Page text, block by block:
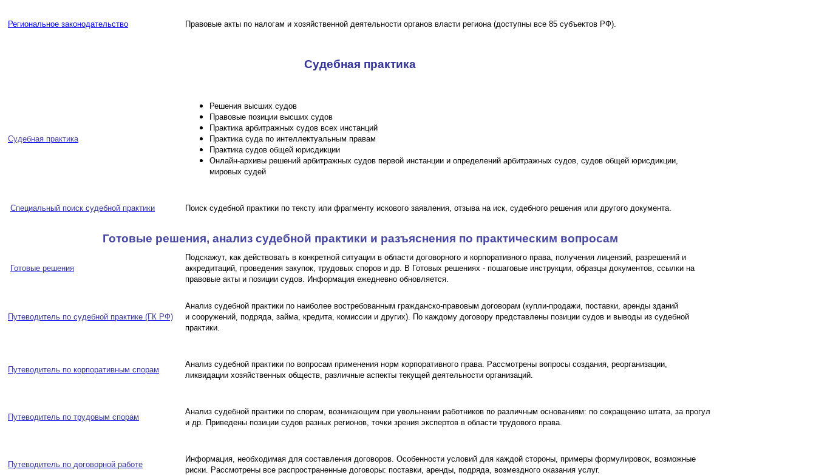
Региональное законодательство Правовые акты по налогам и хозяйственной деятельности органов власти региона (доступны все 85 субъектов РФ).
Судебная практика
Судебная практика
Решения высших судов
Правовые позиции высших судов
Практика арбитражных судов всех инстанций
Практика суда по интеллектуальным правам
Практика судов общей юрисдикции
Онлайн-архивы решений арбитражных судов первой инстанции и определений арбитражных судов, судов общей юрисдикции,
мировых судей
Специальный поиск судебной практики Поиск судебной практики по тексту или фрагменту искового заявления, отзыва на иск, судебного решения или другого документа.
Готовые решения, анализ судебной практики и разъяснения по практическим вопросам
Готовые решения
Подскажут, как действовать в конкретной ситуации в области договорного и корпоративного права, получения лицензий, разрешений и
аккредитаций, проведения закупок, трудовых споров и др. В Готовых решениях - пошаговые инструкции, образцы документов, ссылки на
правовые акты и позиции судов. Информация ежедневно обновляется.
Путеводитель по судебной практике (ГК РФ)
Анализ судебной практики по наиболее востребованным гражданско-правовым договорам (купли-продажи, поставки, аренды зданий
и сооружений, подряда, займа, кредита, комиссии и других). По каждому договору представлены позиции судов и выводы из судебной
практики.
Путеводитель по корпоративным спорам
Анализ судебной практики по вопросам применения норм корпоративного права. Рассмотрены вопросы создания, реорганизации,
ликвидации хозяйственных обществ, различные аспекты текущей деятельности организаций.
Путеводитель по трудовым спорам
Анализ судебной практики по спорам, возникающим при увольнении работников по различным основаниям: по сокращению штата, за прогул
и др. Приведены позиции судов разных регионов, точки зрения экспертов в области трудового права.
Путеводитель по договорной работе
Информация, необходимая для составления договоров. Особенности условий для каждой стороны, примеры формулировок, возможные
риски. Рассмотрены все распространенные договоры: поставки, аренды, подряда, возмездного оказания услуг.